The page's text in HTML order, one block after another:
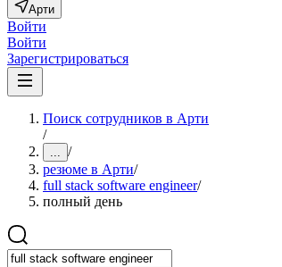
Арти
Войти
Войти
Зарегистрироваться
Поиск сотрудников в Арти
/
... /
резюме в Арти/
full stack software engineer/
полный день